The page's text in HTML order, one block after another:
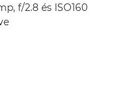
f/2.8 és ISO160